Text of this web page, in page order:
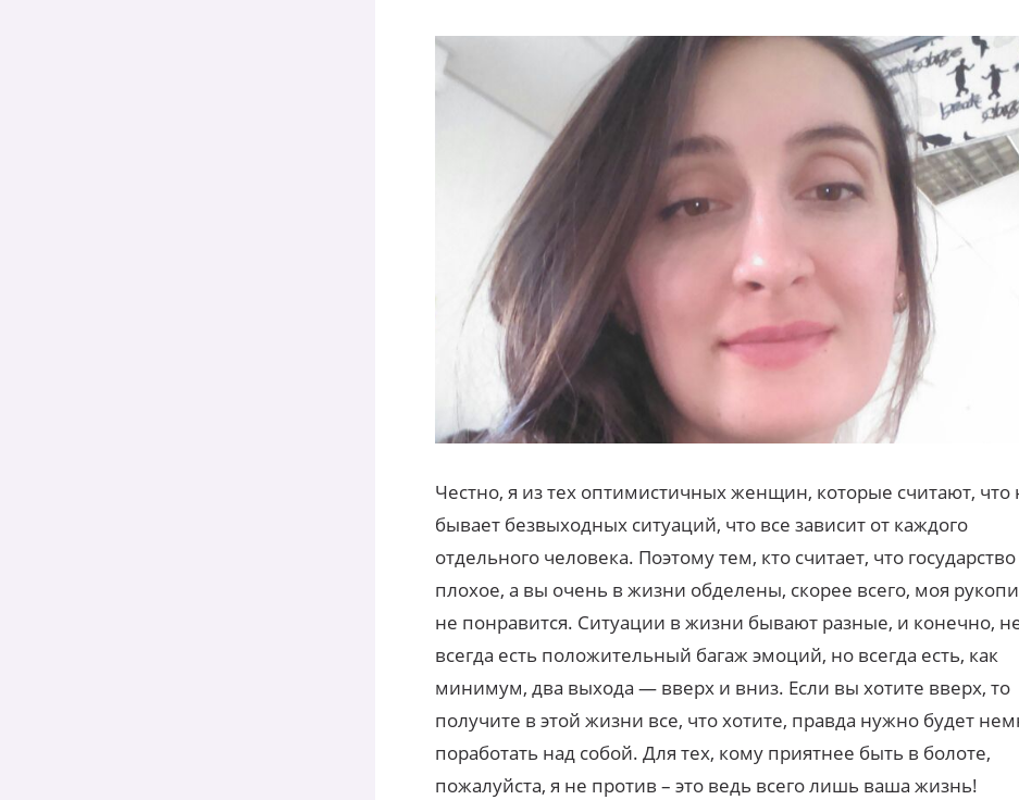
Честно, я из тех оптимистичных женщин, которые считают, что
бывает безвыходных ситуаций, что все зависит от каждого
отдельного человека. Поэтому тем, кто считает, что государство
плохое, а вы очень в жизни обделены, скорее всего, моя
не понравится. Ситуации в жизни бывают разные, и конечно,
всегда есть положительный багаж эмоций, но всегда есть, как
минимум, два выхода — вверх и вниз. Если вы хотите вверх, то
получите в этой жизни все, что хотите, правда нужно будет
поработать над собой. Для тех, кому приятнее быть в болоте,
пожалуйста, я не против – это ведь всего лишь ваша жизнь!